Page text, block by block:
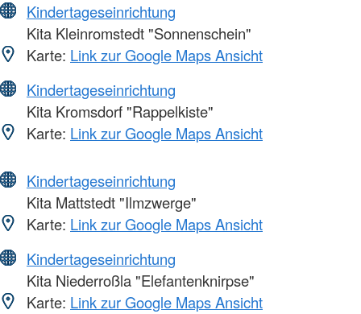
Kindertageseinrichtung
Kita Kleinromstedt "Sonnenschein"
Karte: Link zur Google Maps Ansicht
Kindertageseinrichtung
Kita Kromsdorf "Rappelkiste"
Karte: Link zur Google Maps Ansicht
Kindertageseinrichtung
Kita Mattstedt "Ilmzwerge"
Karte: Link zur Google Maps Ansicht
Kindertageseinrichtung
Kita Niederroßla "Elefantenknirpse"
Karte: Link zur Google Maps Ansicht